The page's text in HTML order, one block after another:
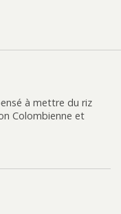
à mettre du riz
Colombienne et